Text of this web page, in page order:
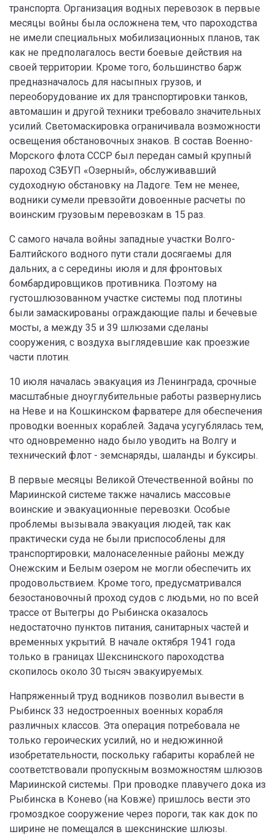
транспорта. Организация водных перевозок в первые
месяцы войны была осложнена тем, что пароходства
не имели специальных мобилизационных планов, так
как не предполагалось вести боевые действия на
своей территории. Кроме того, большинство барж
предназначалось для насыпных грузов, и
переоборудование их для транспортировки танков,
автомашин и другой техники требовало значительных
усилий. Светомаскировка ограничивала возможности
освещения обстановочных знаков. В состав Военно-
Морского флота СССР был передан самый крупный
пароход СЗБУП «Озерный», обслуживавший
судоходную обстановку на Ладоге. Тем не менее,
водники сумели превзойти довоенные расчеты по
воинским грузовым перевозкам в 15 раз.
С самого начала войны западные участки Волго-
Балтийского водного пути стали досягаемы для
дальних, а с середины июля и для фронтовых
бомбардировщиков противника. Поэтому на
густошлюзованном участке системы под плотины
были замаскированы ограждающие палы и бечевые
мосты, а между 35 и 39 шлюзами сделаны
сооружения, с воздуха выглядевшие как проезжие
части плотин.
10 июля началась эвакуация из Ленинграда, срочные
масштабные дноуглубительные работы развернулись
на Неве и на Кошкинском фарватере для обеспечения
проводки военных кораблей. Задача усугублялась тем,
что одновременно надо было уводить на Волгу и
технический флот - земснаряды, шаланды и буксиры.
В первые месяцы Великой Отечественной войны по
Мариинской системе также начались массовые
воинские и эвакуационные перевозки. Особые
проблемы вызывала эвакуация людей, так как
практически суда не были приспособлены для
транспортировки; малонаселенные районы между
Онежским и Белым озером не могли обеспечить их
продовольствием. Кроме того, предусматривался
безостановочный проход судов с людьми, но по всей
трассе от Вытегры до Рыбинска оказалось
недостаточно пунктов питания, санитарных частей и
временных укрытий. В начале октября 1941 года
только в границах Шекснинского пароходства
скопилось около 30 тысяч эвакуируемых.
Напряженный труд водников позволил вывести в
Рыбинск 33 недостроенных военных корабля
различных классов. Эта операция потребовала не
только героических усилий, но и недюжинной
изобретательности, поскольку габариты кораблей не
соответствовали пропускным возможностям шлюзов
Мариинской системы. При проводке плавучего дока из
Рыбинска в Конево (на Ковже) пришлось вести это
громоздкое сооружение через пороги, так как док по
ширине не помещался в шекснинские шлюзы.